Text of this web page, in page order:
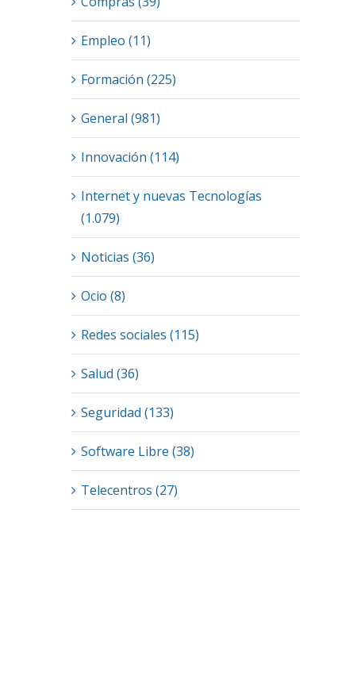
Empleo (11)
Formación (225)
General (981)
Innovación (114)
Internet y nuevas Tecnologías
(1.079)
Noticias (36)
Ocio (8)
Redes sociales (115)
Salud (36)
Seguridad (133)
Software Libre (38)
Telecentros (27)